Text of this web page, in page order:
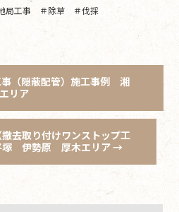
局工事 ＃除草 ＃伐採
事（隠蔽配管）施工事例 湘
リア
去取り付けワンストップ工
伊勢原 厚木エリア→